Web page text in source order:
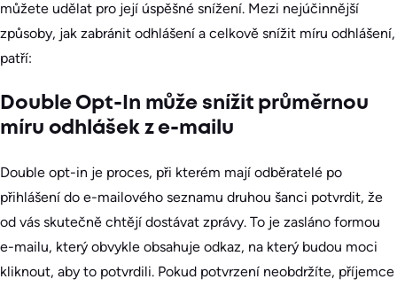
můžete udělat pro její úspěšné snížení. Mezi nejúčinnější
způsoby, jak zabránit odhlášení a celkově snížit míru odhlášení,
patří:
Double Opt-In může snížit průměrnou
míru odhlášek z e-mailu
Double opt-in je proces, při kterém mají odběratelé po
přihlášení do e-mailového seznamu druhou šanci potvrdit, že
od vás skutečně chtějí dostávat zprávy. To je zasláno formou
e-mailu, který obvykle obsahuje odkaz, na který budou moci
kliknout, aby to potvrdili. Pokud potvrzení neobdržíte, příjemce